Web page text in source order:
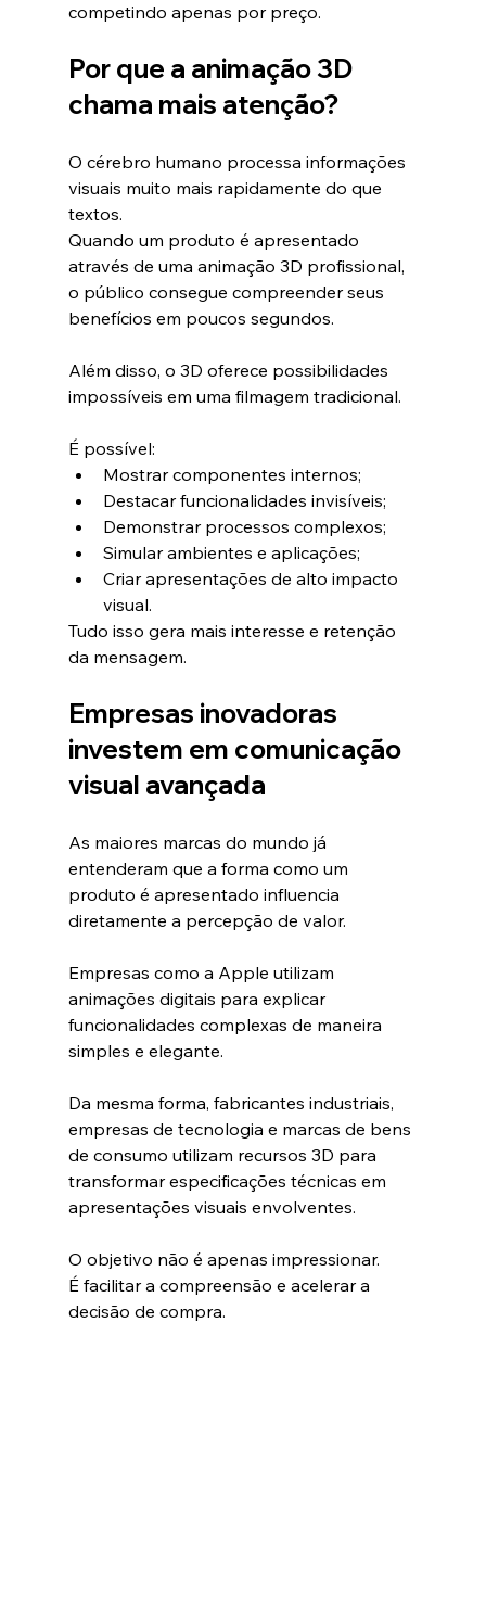
competindo apenas por preço.
Por que a animação 3D
chama mais atenção?
O cérebro humano processa informações
visuais muito mais rapidamente do que
textos.
Quando um produto é apresentado
através de uma animação 3D profissional,
o público consegue compreender seus
benefícios em poucos segundos.
Além disso, o 3D oferece possibilidades
impossíveis em uma filmagem tradicional.
É possível:
Mostrar componentes internos;
Destacar funcionalidades invisíveis;
Demonstrar processos complexos;
Simular ambientes e aplicações;
Criar apresentações de alto impacto
visual.
Tudo isso gera mais interesse e retenção
da mensagem.
Empresas inovadoras
investem em comunicação
visual avançada
As maiores marcas do mundo já
entenderam que a forma como um
produto é apresentado influencia
diretamente a percepção de valor.
Empresas como a Apple utilizam
animações digitais para explicar
funcionalidades complexas de maneira
simples e elegante.
Da mesma forma, fabricantes industriais,
empresas de tecnologia e marcas de bens
de consumo utilizam recursos 3D para
transformar especificações técnicas em
apresentações visuais envolventes.
O objetivo não é apenas impressionar.
É facilitar a compreensão e acelerar a
decisão de compra.